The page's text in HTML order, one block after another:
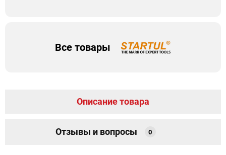
Все товары
Описание товара
Отзывы и вопросы 0